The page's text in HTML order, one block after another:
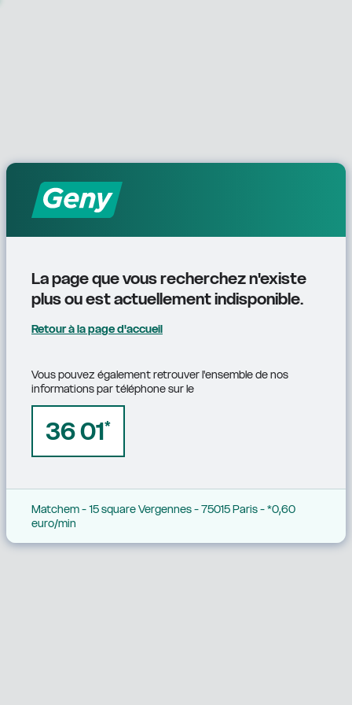
La page que vous recherchez n'existe
plus ou est actuellement indisponible.
Retour à la page d'accueil
Vous pouvez également retrouver l'ensemble de nos
informations par téléphone sur le
36 01*
Matchem - 15 square Vergennes - 75015 Paris - *0,60
euro/min